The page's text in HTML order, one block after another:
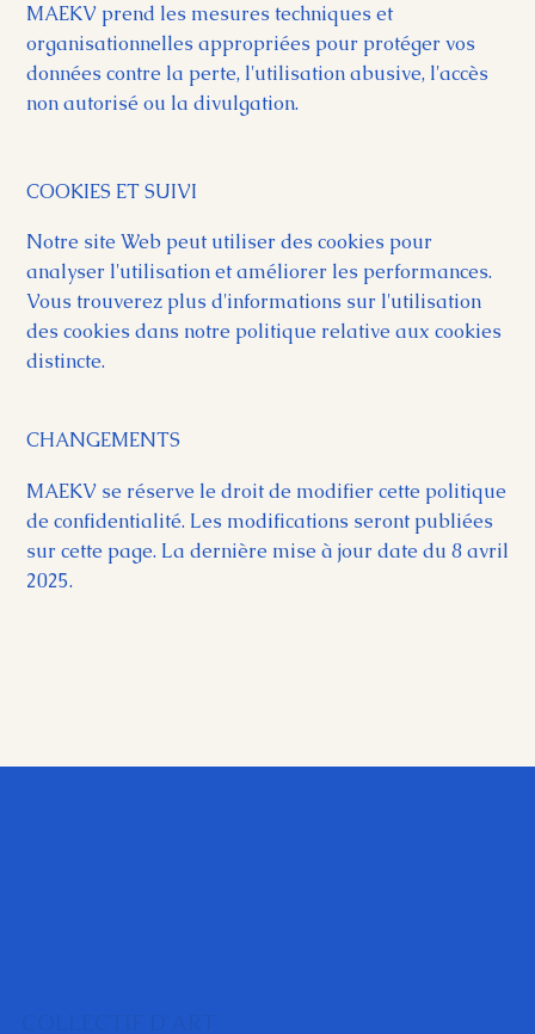
MAEKV prend les mesures techniques et
organisationnelles appropriées pour protéger vos
données contre la perte, l'utilisation abusive, l'accès
non autorisé ou la divulgation.
COOKIES ET SUIVI
Notre site Web peut utiliser des cookies pour
analyser l'utilisation et améliorer les performances.
Vous trouverez plus d'informations sur l'utilisation
des cookies dans notre politique relative aux cookies
distincte.
CHANGEMENTS
MAEKV se réserve le droit de modifier cette politique
de confidentialité. Les modifications seront publiées
sur cette page. La dernière mise à jour date du 8 avril
2025.